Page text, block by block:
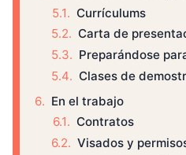
Currículums
Carta de
Preparándose
Clases de
En el trabajo
Contratos
Visados y